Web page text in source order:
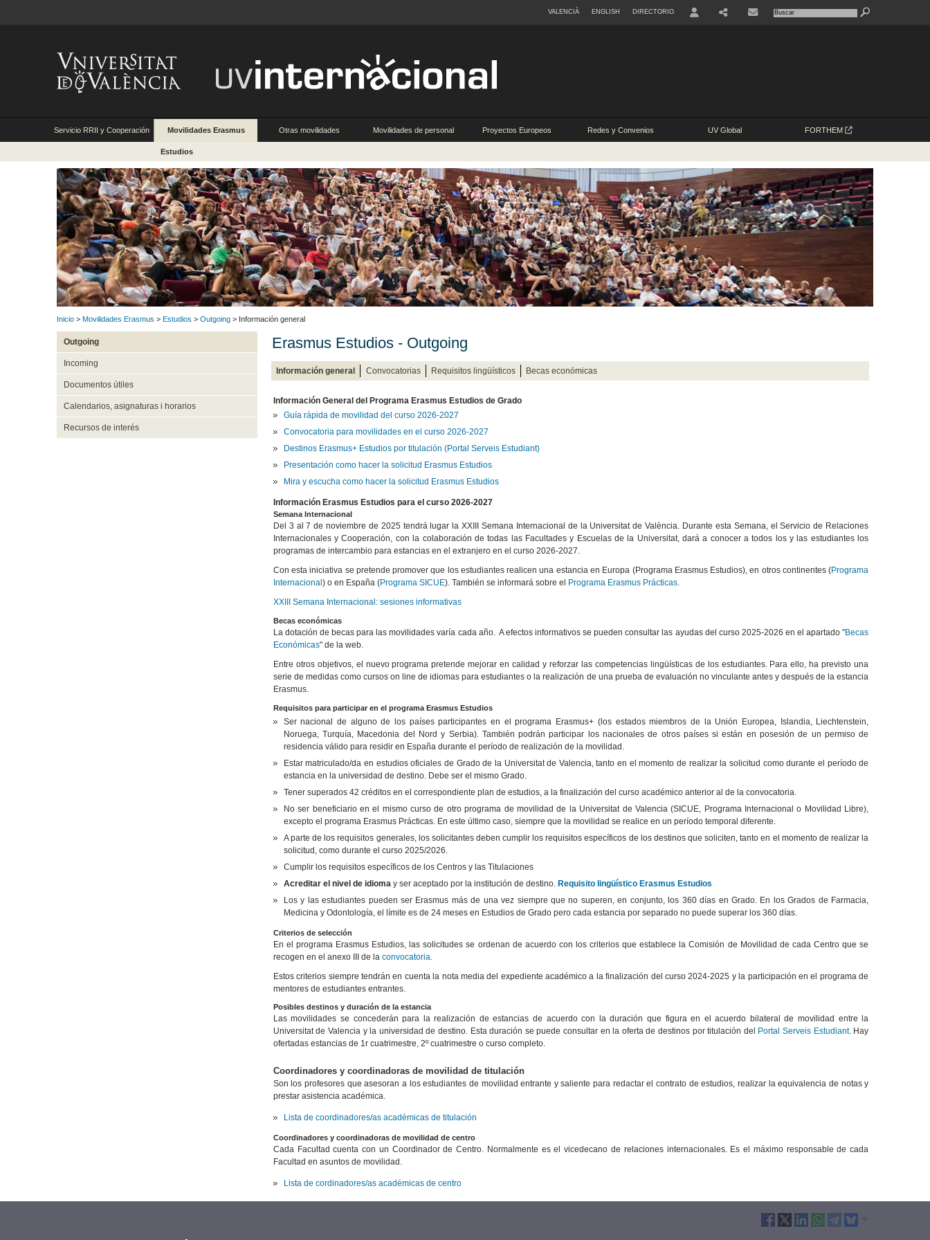
VALENCIÀ ENGLISH DIRECTORIO
Servicio RRII y Cooperación Movilidades Erasmus Otras movilidades Movilidades de personal Proyectos Europeos Redes y Convenios UV Global FORTHEM
Estudios
Inicio > Movilidades Erasmus > Estudios > Outgoing > Información general
Outgoing
Incoming
Documentos útiles
Calendarios, asignaturas i horarios
Recursos de interés
Erasmus Estudios - Outgoing
Información general Convocatorias Requisitos lingüísticos Becas económicas
Información General del Programa Erasmus Estudios de Grado
Guía rápida de movilidad del curso 2026-2027
Convocatoria para movilidades en el curso 2026-2027
Destinos Erasmus+ Estudios por titulación (Portal Serveis Estudiant)
Presentación como hacer la solicitud Erasmus Estudios
Mira y escucha como hacer la solicitud Erasmus Estudios
Información Erasmus Estudios para el curso 2026-2027
Semana Internacional
Del 3 al 7 de noviembre de 2025 tendrá lugar la XXIII Semana Internacional de la Universitat de València. Durante esta Semana, el Servicio de Relaciones
Internacionales y Cooperación, con la colaboración de todas las Facultades y Escuelas de la Universitat, dará a conocer a todos los y las estudiantes los
programas de intercambio para estancias en el extranjero en el curso 2026-2027.
Con esta iniciativa se pretende promover que los estudiantes realicen una estancia en Europa (Programa Erasmus Estudios), en otros continentes (Programa
Internacional) o en España (Programa SICUE). También se informará sobre el Programa Erasmus Prácticas.
XXIII Semana Internacional: sesiones informativas
Becas económicas
La dotación de becas para las movilidades varía cada año. A efectos informativos se pueden consultar las ayudas del curso 2025-2026 en el apartado "Becas
Económicas" de la web.
Entre otros objetivos, el nuevo programa pretende mejorar en calidad y reforzar las competencias lingüísticas de los estudiantes. Para ello, ha previsto una
serie de medidas como cursos on line de idiomas para estudiantes o la realización de una prueba de evaluación no vinculante antes y después de la estancia
Erasmus.
Requisitos para participar en el programa Erasmus Estudios
Ser nacional de alguno de los países participantes en el programa Erasmus+ (los estados miembros de la Unión Europea, Islandia, Liechtenstein,
Noruega, Turquía, Macedonia del Nord y Serbia). También podrán participar los nacionales de otros países si están en posesión de un permiso de
residencia válido para residir en España durante el período de realización de la movilidad.
Estar matriculado/da en estudios oficiales de Grado de la Universitat de Valencia, tanto en el momento de realizar la solicitud como durante el período de
estancia en la universidad de destino. Debe ser el mismo Grado.
Tener superados 42 créditos en el correspondiente plan de estudios, a la finalización del curso académico anterior al de la convocatoria.
No ser beneficiario en el mismo curso de otro programa de movilidad de la Universitat de Valencia (SICUE, Programa Internacional o Movilidad Libre),
excepto el programa Erasmus Prácticas. En este último caso, siempre que la movilidad se realice en un período temporal diferente.
A parte de los requisitos generales, los solicitantes deben cumplir los requisitos específicos de los destinos que soliciten, tanto en el momento de realizar la
solicitud, como durante el curso 2025/2026.
Cumplir los requisitos específicos de los Centros y las Titulaciones
Acreditar el nivel de idioma y ser aceptado por la institución de destino. Requisito lingüístico Erasmus Estudios
Los y las estudiantes pueden ser Erasmus más de una vez siempre que no superen, en conjunto, los 360 días en Grado. En los Grados de Farmacia,
Medicina y Odontología, el límite es de 24 meses en Estudios de Grado pero cada estancia por separado no puede superar los 360 días.
Criterios de selección
En el programa Erasmus Estudios, las solicitudes se ordenan de acuerdo con los criterios que establece la Comisión de Movilidad de cada Centro que se
recogen en el anexo III de la convocatoria
Estos criterios siempre tendrán en cuenta la nota media del expediente académico a la finalización del curso 2024-2025 y la participación en el programa de
mentores de estudiantes entrantes.
Posibles destinos y duración de la estancia
Las movilidades se concederán para la realización de estancias de acuerdo con la duración que figura en el acuerdo bilateral de movilidad entre la
Universitat de Valencia y la universidad de destino. Esta duración se puede consultar en la oferta de destinos por titulación del
Portal Serveis Estudiant. Hay
ofertadas estancias de 1r cuatrimestre, 2º cuatrimestre o curso completo.
Coordinadores y coordinadoras de movilidad de titulación
Son los profesores que asesoran a los estudiantes de movilidad entrante y saliente para redactar el contrato de estudios, realizar la equivalencia de notas y
prestar asistencia académica.
Lista de coordinadores/as académicas de titulación
Coordinadores y coordinadoras de movilidad de centro
Cada Facultad cuenta con un Coordinador de Centro. Normalmente es el vicedecano de relaciones internacionales. Es el máximo responsable de cada
Facultad en asuntos de movilidad.
Lista de cordinadores/as académicas de centro